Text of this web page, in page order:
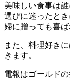
美味しい食事は
選びに迷ったと
婦に贈っても喜
また、料理好き
きます。
電報はゴールド